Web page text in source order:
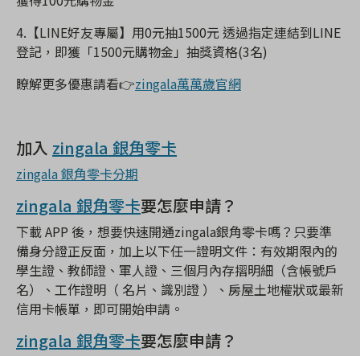
4.【LINE好友專屬】用0元抽1500元 透過指定連結到LINE
登記，即獲「1500元購物金」抽獎資格(3名)
瞭解更多優惠請看👉zingala萬萬歲官網
加入 zingala 銀角零卡
zingala 銀角零卡分期
zingala 銀角零卡要怎麼申請？
下載 APP 後，想要快速開通zingala銀角零卡嗎？只要準
備身分證正反面，加上以下任一證明文件：有效期限內的
學生證、教師證、軍人證、三個月內存摺明細（含帳號戶
名）、工作證明（ 名片、識別證 ）、房屋土地權狀或最新
信用卡帳單，即可開始申請。
zingala 銀角零卡要怎麼申請？